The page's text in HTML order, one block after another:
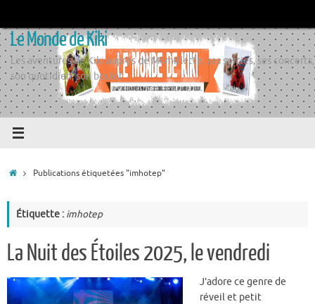
contenu
Le Monde de Kiki
Les aventures de Kiki auprès de Momiflette, ses sorties, ses concerts,
son quotidien, son boulot
AccueilPublications étiquetées "imhotep"
Étiquette : imhotep
La Nuit des Étoiles 2025, le vendredi
J’adore ce genre de
réveil et petit